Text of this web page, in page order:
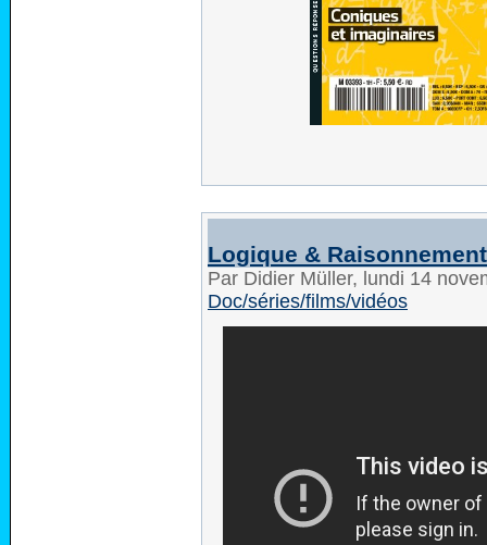
Logique &
Par Didier Müller, lundi 14
Doc/séries/films/vidéos